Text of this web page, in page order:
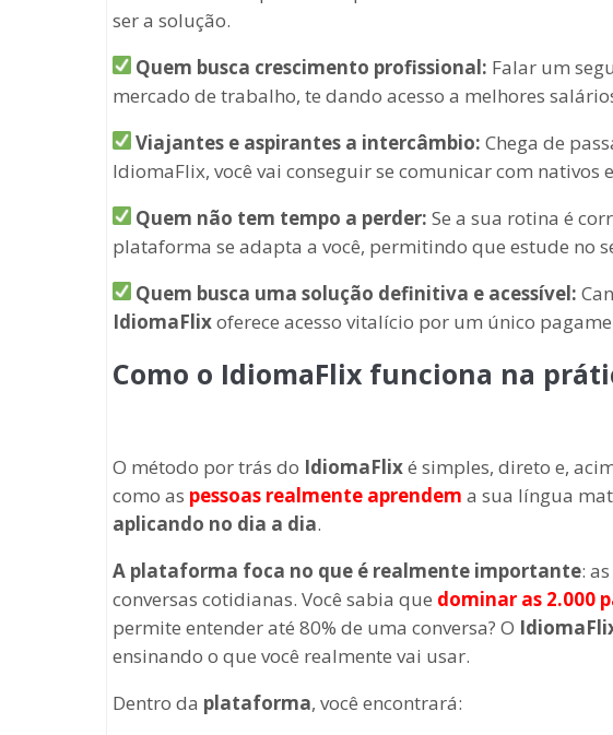
ser a solução.
Quem busca crescimento profissional: Falar um
mercado de trabalho, te dando acesso a melhores
Viajantes e aspirantes a intercâmbio: Chega de
IdiomaFlix, você vai conseguir se comunicar com nativos
Quem não tem tempo a perder: Se a sua rotina é
plataforma se adapta a você, permitindo que estude no
Quem busca uma solução definitiva e acessível:
IdiomaFlixoferece acesso vitalício por um único
Como o IdiomaFlix funciona na
O método por trás do IdiomaFlixé simples, direto e,
como as pessoas realmente aprendem a sua língua
aplicando no dia a dia.
A plataforma foca no que é realmente importante:
conversas cotidianas. Você sabia que dominar as 2.000
permite entender até 80% de uma conversa? O
ensinando o que você realmente vai usar.
Dentro da plataforma, você encontrará: